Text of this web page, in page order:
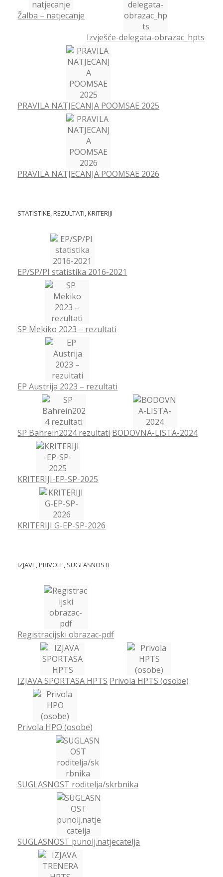
Žalba – natjecanje
Izvješće-delegata-obrazac_hpts
PRAVILA NATJECANJA POOMSAE 2025
PRAVILA NATJECANJA POOMSAE 2026
STATISTIKE, REZULTATI, KRITERIJI
EP/SP/PI statistika 2016-2021
SP Mekiko 2023 – rezultati
EP Austrija 2023 – rezultati
SP Bahrein2024 rezultati BODOVNA-LISTA-2024
KRITERIJI-EP-SP-2025
KRITERIJI G-EP-SP-2026
IZJAVE, PRIVOLE, SUGLASNOSTI
Registracijski obrazac-pdf
IZJAVA SPORTASA HPTS Privola HPTS (osobe)
Privola HPO (osobe)
SUGLASNOST roditelja/skrbnika
SUGLASNOST punolj.natjecatelja